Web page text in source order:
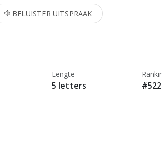
BELUISTER UITSPRAAK
Lengte
5 letters